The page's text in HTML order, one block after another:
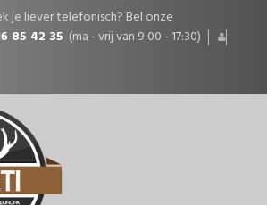
je liever telefonisch? Bel onze
85 42 35 (ma - vrij van 9:00 - 17:30)